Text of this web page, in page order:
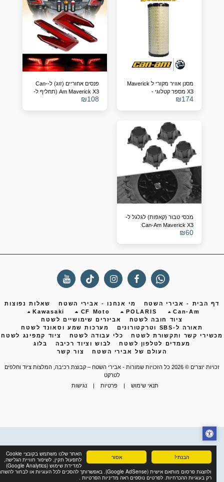
הבנתי! אסור
האתר שלנו משתמש בקובצי Cookie
לתפעול תקין, לשיפור חוויית הגלישה,
למדידת שימוש (Google Analytics)
ולהצגת פרסום מותאם אישית (Google AdSense). באפשרותך להסכים לכל העוגיות או לבחור להשתמש
רק בעוגיות ההכרחיות. לפרטים נוספים ראה מדיניות הפרטיות .
מסנן אוויר מקורי ל Maverick
X3 מספר קטלוגי -
715900422
₪174
פנסים אחוריים (זוג) ל-Can-
Am Maverick X3 (תחליף ל-
OEM 710004743/4)
₪108
מכסי טבור (קאפות) לגלגל ל-
Can-Am Maverick X3
(תחליף ל-705401841)
₪60
הבית - אבירי השטח מי אנחנו - אבירי השטח
שאלות נפוצות
Can-Am
POLARIS
CF Moto
Kawasaki
ציוד חובה לשטח
אביזרים שימושיים לשטח
תאורה ל-SBS וטרקטורונים
מערכות שמע וסאונד לשטח
קשר ותקשורת לשטח
כלי עבודה לשטח
ציוד קמפינג לשטח
מעמדים לטלפון לשטח
לבוש וציוד רכיבה
בלוג
העולם של אבירי השטח
צור קשר
יוצרים © 2026 כל הזכויות שמורות -
אבירי השטח – קבוצת רכיבה, המלצות ציוד וחלפים
לטרקט
תנאי שימוש| פרטיות| נגישות